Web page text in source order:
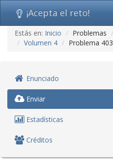
Ir
contenido
¡Acepta el reto!
Estás en: Inicio Problemas
Volumen 4
Problema 403
Enunciado
Enviar
Estadísticas
Créditos